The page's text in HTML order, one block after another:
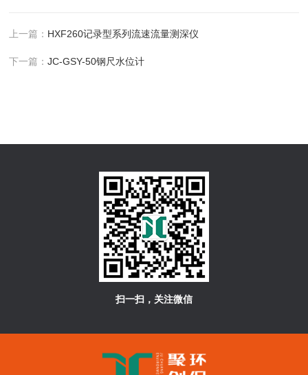
上一篇： HXF260记录型系列流速流量测深仪
下一篇：JC-GSY-50钢尺水位计
扫一扫，关注微信